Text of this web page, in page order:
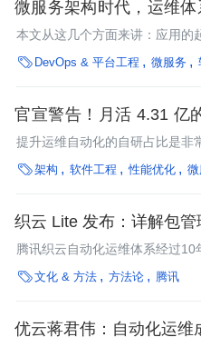
微服务架构时代，运维体
核心？
本文从这几个方面来讲：应用的
模以及为什么要这样做。最终
的运维视角一定转到应用这个
 DevOps & 平台工程 微服务
官宣警告！月活 4.31 亿
激增？
提升运维自动化的自研占比是非
能达到的高度。我们建设自动
更省的方案、更高的效率！要
架构 软件工程 性能优化 微
织云 Lite 发布：详解包管
腾讯织云自动化运维体系经过
块，超过20万节点。鉴于业界
独立抽象出来，凝结成织云Lite
文化 & 方法 方法论 腾讯
优云蒋君伟：自动化运维